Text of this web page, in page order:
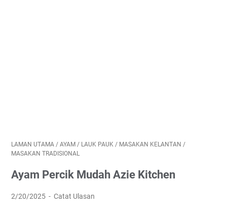
LAMAN UTAMA / AYAM / LAUK PAUK / MASAKAN KELANTAN /
MASAKAN TRADISIONAL
Ayam Percik Mudah Azie Kitchen
2/20/2025 Catat Ulasan